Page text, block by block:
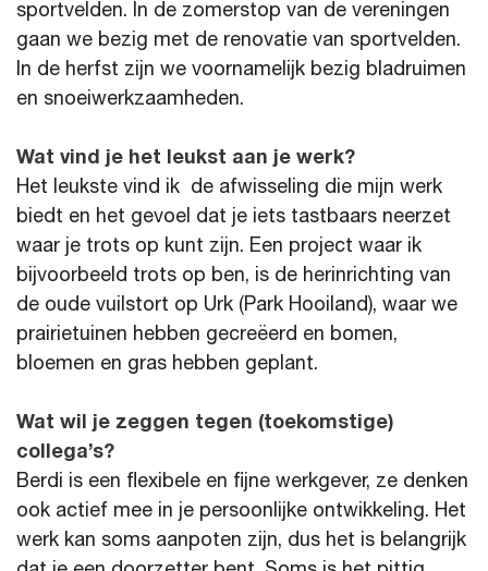
sportvelden. In de zomerstop van de vereningen
gaan we bezig met de renovatie van sportvelden.
In de herfst zijn we voornamelijk bezig bladruimen
en snoeiwerkzaamheden.
Wat vind je het leukst aan je werk?
Het leukste vind ik de afwisseling die mijn werk
biedt en het gevoel dat je iets tastbaars neerzet
waar je trots op kunt zijn. Een project waar ik
bijvoorbeeld trots op ben, is de herinrichting van
de oude vuilstort op Urk (Park Hooiland), waar we
prairietuinen hebben gecreëerd en bomen,
bloemen en gras hebben geplant.
Wat wil je zeggen tegen (toekomstige)
collega’s?
Berdi is een flexibele en fijne werkgever, ze denken
ook actief mee in je persoonlijke ontwikkeling. Het
werk kan soms aanpoten zijn, dus het is belangrijk